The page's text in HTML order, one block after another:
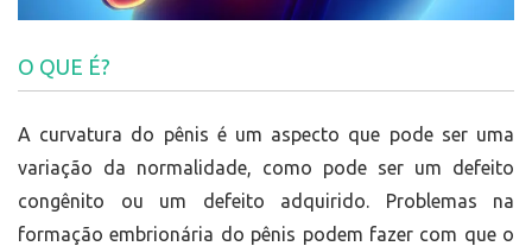
O QUE É?
A curvatura do pênis é um aspecto que pode ser uma
variação da normalidade, como pode ser um defeito
congênito ou um defeito adquirido. Problemas na
formação embrionária do pênis podem fazer com que o